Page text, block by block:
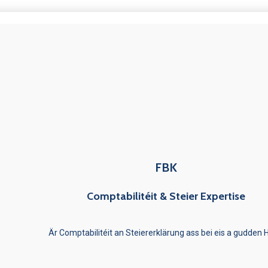
FBK
Comptabilitéit & Steier Expertise
Är Comptabilitéit an Steiererklärung ass bei eis a gudden